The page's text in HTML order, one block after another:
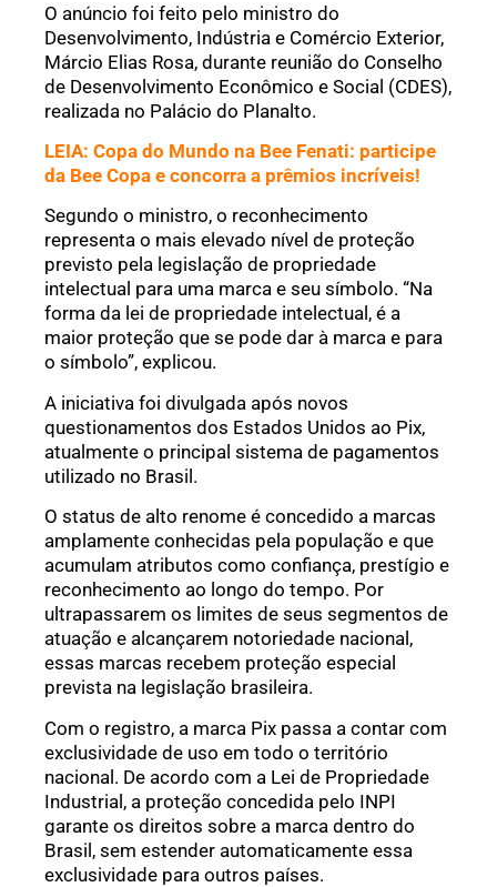
O anúncio foi feito pelo ministro do
Desenvolvimento, Indústria e Comércio Exterior,
Márcio Elias Rosa, durante reunião do Conselho
de Desenvolvimento Econômico e Social (CDES),
realizada no Palácio do Planalto.
LEIA: Copa do Mundo na Bee Fenati: participe
da Bee Copa e concorra a prêmios incríveis!
Segundo o ministro, o reconhecimento
representa o mais elevado nível de proteção
previsto pela legislação de propriedade
intelectual para uma marca e seu símbolo. “Na
forma da lei de propriedade intelectual, é a
maior proteção que se pode dar à marca e para
o símbolo”, explicou.
A iniciativa foi divulgada após novos
questionamentos dos Estados Unidos ao Pix,
atualmente o principal sistema de pagamentos
utilizado no Brasil.
O status de alto renome é concedido a marcas
amplamente conhecidas pela população e que
acumulam atributos como confiança, prestígio e
reconhecimento ao longo do tempo. Por
ultrapassarem os limites de seus segmentos de
atuação e alcançarem notoriedade nacional,
essas marcas recebem proteção especial
prevista na legislação brasileira.
Com o registro, a marca Pix passa a contar com
exclusividade de uso em todo o território
nacional. De acordo com a Lei de Propriedade
Industrial, a proteção concedida pelo INPI
garante os direitos sobre a marca dentro do
Brasil, sem estender automaticamente essa
exclusividade para outros países.